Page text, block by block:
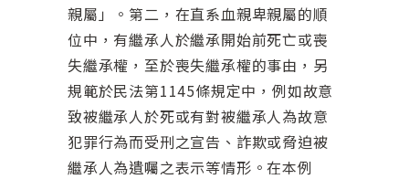
親屬」。第二，在直系血親卑親屬的順
位中，有繼承人於繼承開始前死亡或喪
失繼承權，至於喪失繼承權的事由，另
規範於民法第1145條規定中，例如故意
致被繼承人於死或有對被繼承人為故意
犯罪行為而受刑之宣告、詐欺或脅迫被
繼承人為遺囑之表示等情形。在本例